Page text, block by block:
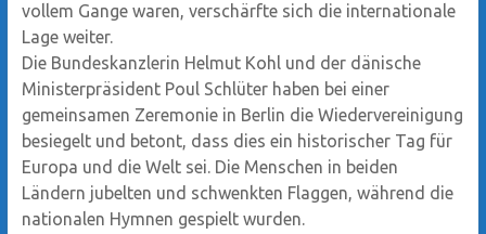
vollem Gange waren, verschärfte sich die internationale
Lage weiter.
Die Bundeskanzlerin Helmut Kohl und der dänische
Ministerpräsident Poul Schlüter haben bei einer
gemeinsamen Zeremonie in Berlin die Wiedervereinigung
besiegelt und betont, dass dies ein historischer Tag für
Europa und die Welt sei. Die Menschen in beiden
Ländern jubelten und schwenkten Flaggen, während die
nationalen Hymnen gespielt wurden.